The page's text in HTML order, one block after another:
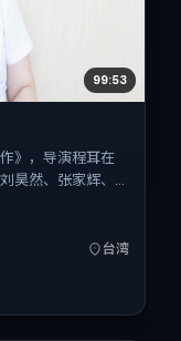
99:53
》，导演程耳在
昊然、张家辉、
时间 2022年5月1
分钟，节奏张弛有
台湾